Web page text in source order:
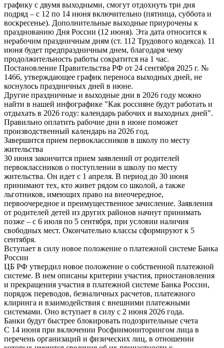
графику с двумя выходными, смогут отдохнуть три дня
подряд – с 12 по 14 июня включительно (пятница, суббота и
воскресенье). Дополнительные выходные приурочены к
празднованию Дня России (12 июня). Эта дата относится к
нерабочим праздничным дням (ст. 112 Трудового кодекса). 11
июня будет предпраздничным днем, благодаря чему
продолжительность работы сократится на 1 час.
Постановление Правительства РФ от 24 сентября 2025 г. №
1466, утверждающее график переноса выходных дней, не
коснулось праздничных дней в июне.
Другие праздничные и выходные дни в 2026 году можно
найти в нашей инфографике "Как россияне будут работать и
отдыхать в 2026 году: календарь рабочих и выходных дней".
Правильно оплатить рабочие дни в июне поможет
производственный календарь на 2026 год.
Завершится прием первоклассников в школу по месту
жительства
30 июня закончится прием заявлений от родителей
первоклассников о поступлении в школу по месту
жительства. Он идет с 1 апреля. В период до 30 июня
принимают тех, кто живет рядом со школой, а также
льготников, имеющих право на внеочередное,
первоочередное и преимущественное зачисление. Заявления
от родителей детей из других районов начнут принимать
позже – с 6 июля по 5 сентября, при условии наличия
свободных мест. Окончательно классы сформируют к 5
сентября.
Вступает в силу новое положение о платежной системе Банка
России
ЦБ РФ утвердил новое положение о собственной платежной
системе. В нем описаны критерии участия, приостановления
и прекращения участия в платежной системе Банка России,
порядок переводов, безналичных расчетов, платежного
клиринга и взаимодействия с внешними платежными
системами. Оно вступает в силу с 2 июня 2026 года.
Банки будут быстрее блокировать подозрительные счета
С 14 июня при включении Росфинмониторингом лица в
перечень организаций и физических лиц, в отношении